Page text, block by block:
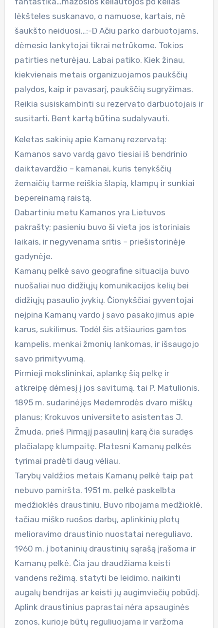
lėkšteles suskanavo, o namuose, kartais, nė
šaukšto neiduosi…:-D Ačiu parko darbuotojams,
dėmesio lankytojai tikrai netrūkome. Tokios
patirties neturėjau. Labai patiko. Kiek žinau,
kiekvienais metais organizuojamos paukščių
palydos, kaip ir pavasarį, paukščių sugryžimas.
Reikia susiskambinti su rezervato darbuotojais ir
susitarti. Bent kartą būtina sudalyvauti.
Keletas sakinių apie Kamanų rezervatą:
Kamanos savo vardą gavo tiesiai iš bendrinio
daiktavardžio – kamanai, kuris tenykščių
žemaičių tarme reiškia šlapią, klampų ir sunkiai
bepereinamą raistą.
Dabartiniu metu Kamanos yra Lietuvos
pakrašty; pasieniu buvo ši vieta jos istoriniais
laikais, ir negyvenama sritis – priešistorinėje
gadynėje.
Kamanų pelkė savo geografine situacija buvo
nuošaliai nuo didžiųjų komunikacijos kelių bei
didžiųjų pasaulio įvykių. Čionykščiai gyventojai
neįpina Kamanų vardo į savo pasakojimus apie
karus, sukilimus. Todėl šis atšiaurios gamtos
kampelis, menkai žmonių lankomas, ir išsaugojo
savo primityvumą.
Pirmieji mokslininkai, aplankę šią pelkę ir
atkreipę dėmesį į jos savitumą, tai P. Matulionis,
1895 m. sudarinėjęs Medemrodės dvaro miškų
planus; Krokuvos universiteto asistentas J.
Žmuda, prieš Pirmąjį pasaulinį karą čia suradęs
plačialapę klumpaitę. Platesni Kamanų pelkės
tyrimai pradėti daug vėliau.
Tarybų valdžios metais Kamanų pelkė taip pat
nebuvo pamiršta. 1951 m. pelkė paskelbta
medžioklės draustiniu. Buvo ribojama medžioklė,
tačiau miško ruošos darbų, aplinkinių plotų
melioravimo draustinio nuostatai nereguliavo.
1960 m. į botaninių draustinių sąrašą įrašoma ir
Kamanų pelkė. Čia jau draudžiama keisti
vandens režimą, statyti be leidimo, naikinti
augalų bendrijas ar keisti jų augimviečių pobūdį.
Aplink draustinius paprastai nėra apsauginės
zonos, kurioje būtų reguliuojama ir varžoma